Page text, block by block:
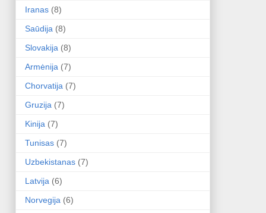
Iranas (8)
Saūdija (8)
Slovakija (8)
Armėnija (7)
Chorvatija (7)
Gruzija (7)
Kinija (7)
Tunisas (7)
Uzbekistanas (7)
Latvija (6)
Norvegija (6)